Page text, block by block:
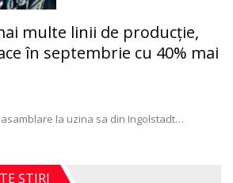
multe linii de producție,
în septembrie cu 40% mai
la uzina sa din Ingolstadt…
ȘTIRI